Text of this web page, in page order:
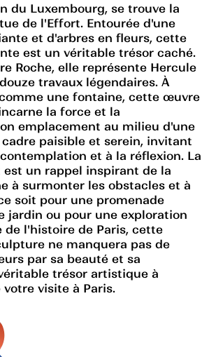
du Luxembourg, se trouve la
de l'Effort. Entourée d'une
et d'arbres en fleurs, cette
est un véritable trésor caché.
Roche, elle représente Hercule
travaux légendaires. À
une fontaine, cette œuvre
la force et la
emplacement au milieu d'une
paisible et serein, invitant
et à la réflexion. La
un rappel inspirant de la
à surmonter les obstacles et à
soit pour une promenade
jardin ou pour une exploration
de l'histoire de Paris, cette
ne manquera pas de
par sa beauté et sa
trésor artistique à
visite à Paris.